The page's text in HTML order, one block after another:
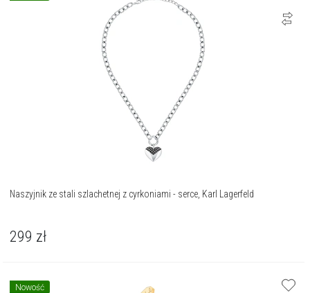
Naszyjnik ze stali szlachetnej z cyrkoniami - serce, Karl Lagerfeld
299 zł
Nowość